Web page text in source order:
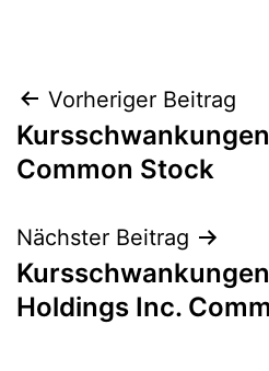
Vorheriger Beitrag
Common Stock
Nächster Beitrag
Holdings Inc.